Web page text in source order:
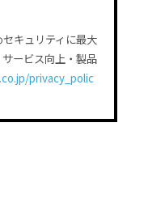
キュリティに最大
ービス向上・製品
privacy_polic